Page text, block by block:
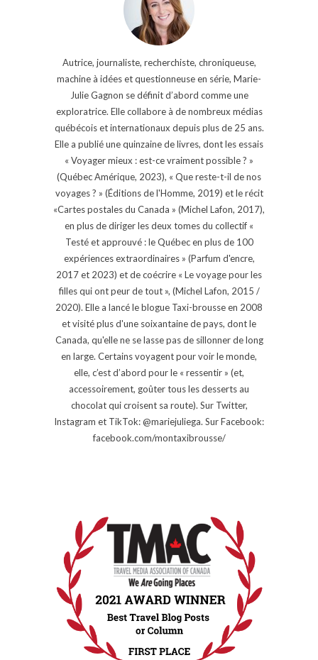
Autrice, journaliste, recherchiste, chroniqueuse,
machine à idées et questionneuse en série, Marie-
Julie Gagnon se définit d’abord comme une
exploratrice. Elle collabore à de nombreux médias
québécois et internationaux depuis plus de 25 ans.
Elle a publié une quinzaine de livres, dont les essais
« Voyager mieux : est-ce vraiment possible ? »
(Québec Amérique, 2023), « Que reste-t-il de nos
voyages ? » (Éditions de l'Homme, 2019) et le récit
«Cartes postales du Canada » (Michel Lafon, 2017),
en plus de diriger les deux tomes du collectif «
Testé et approuvé : le Québec en plus de 100
expériences extraordinaires » (Parfum d'encre,
2017 et 2023) et de coécrire « Le voyage pour les
filles qui ont peur de tout », (Michel Lafon, 2015 /
2020). Elle a lancé le blogue Taxi-brousse en 2008
et visité plus d'une soixantaine de pays, dont le
Canada, qu'elle ne se lasse pas de sillonner de long
en large. Certains voyagent pour voir le monde,
elle, c’est d’abord pour le « ressentir » (et,
accessoirement, goûter tous les desserts au
chocolat qui croisent sa route). Sur Twitter,
Instagram et TikTok: @mariejuliega. Sur Facebook:
facebook.com/montaxibrousse/